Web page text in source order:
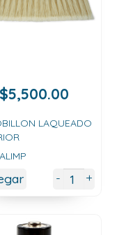
$5,500.00
LAQUEADO
- +